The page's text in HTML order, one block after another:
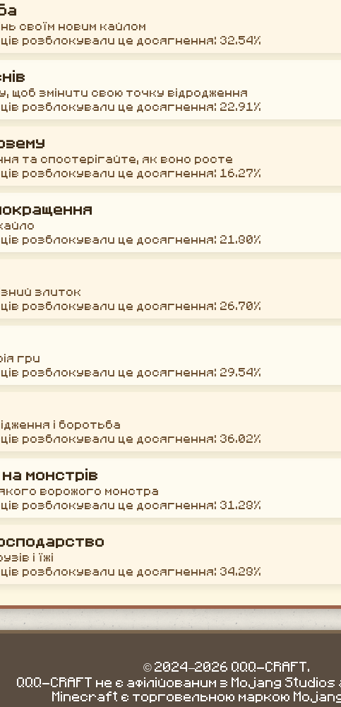
своїм новим кайлом
розблокували це досягнення: 32.54%
щоб змінити свою точку відродження
розблокували це досягнення: 22.91%
та спостерігайте, як воно росте
розблокували це досягнення: 16.27%
розблокували це досягнення: 21.80%
злиток
розблокували це досягнення: 26.70%
гри
розблокували це досягнення: 29.54%
і боротьба
розблокували це досягнення: 36.02%
монстрів
ворожого монстра
розблокували це досягнення: 31.28%
і їжі
розблокували це досягнення: 34.28%
© 2024–2026 QQQ-CRAFT.
QQQ-CRAFT не є афілійованим з Mojang
Minecraft є торговельною маркою